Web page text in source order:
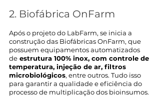
2. Biofábrica OnFarm
Após o projeto do LabFarm, se inicia a
construção das Biofábricas OnFarm, que
possuem equipamentos automatizados
de estrutura 100% inox, com controle de
temperatura, injeção de ar, filtros
microbiológicos, entre outros. Tudo isso
para garantir a qualidade e eficiência do
processo de multiplicação dos bioinsumos.